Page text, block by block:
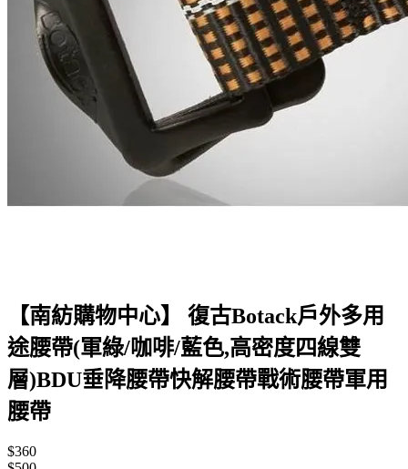
【南紡購物中心】 復古Botack戶外多用
途腰帶(軍綠/咖啡/藍色,高密度四線雙
層)BDU垂降腰帶快解腰帶戰術腰帶軍用
腰帶
$360